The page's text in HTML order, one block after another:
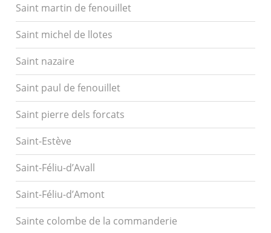
Saint martin de fenouillet
Saint michel de llotes
Saint nazaire
Saint paul de fenouillet
Saint pierre dels forcats
Saint-Estève
Saint-Féliu-d’Avall
Saint-Féliu-d’Amont
Sainte colombe de la commanderie